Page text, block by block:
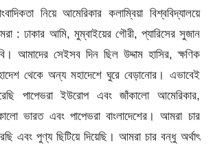
নিয়ে আমেরিকার কলাম্বিয়া বিশ্ববিদ্যালয়ে
: ঢাকার আমি, মুম্বাইয়ের গৌরী, প্যারিসের সুজান
আমাদের সেইসব দিন ছিল উদ্দাম হাসির, ক্ষণিক
থেকে অন্য মহাদেশে ঘুরে বেড়ানোর। এভাবেই
পাপেভরা ইউরোপ এবং জাঁকালো আমেরিকার,
ভারত এবং পাপেভরা বাংলাদেশের। আমরা চার
এবং পুণ্য ছিটিয়ে দিয়েছি। আমরা চার বন্ধু অর্থাৎ